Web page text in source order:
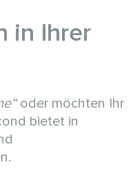
in Ihrer
oder möchten Ihr
bietet in